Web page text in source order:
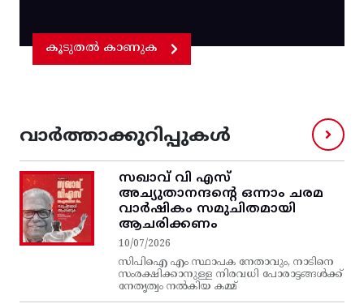
കൂടുതൽ കാണുക
വാർത്താക്കുറിപ്പുകൾ
സഖാവ് വി എസ്‌
അച്യുതാനന്ദന്റെ ഒന്നാം ചരമ
വാര്‍ഷികം സമുചിതമായി
ആചരിക്കണം
10/07/2026
സിപിഐ എം സ്ഥാപക നേതാവും, നാടിനെ
സംരക്ഷിക്കാനുള്ള നിരവധി പോരാട്ടങ്ങള്‍ക്ക്‌
നേതൃത്വം നല്‍കിയ കമ്മ്